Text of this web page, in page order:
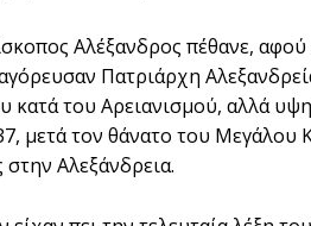
Αλέξανδρος πέθανε,
Πατριάρχη
κατά του Αρειανισμού, αλλά
μετά τον θάνατο του Μεγάλου
στην Αλεξάνδρεια.